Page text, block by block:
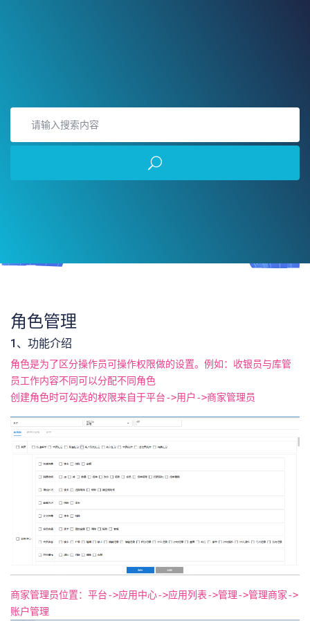
角色管理
1、功能介绍
角色是为了区分操作员可操作权限做的设置。例如：收银员与库管
员工作内容不同可以分配不同角色
创建角色时可勾选的权限来自于平台->用户->商家管理员
商家管理员位置：平台->应用中心->应用列表->管理->管理商家->
账户管理